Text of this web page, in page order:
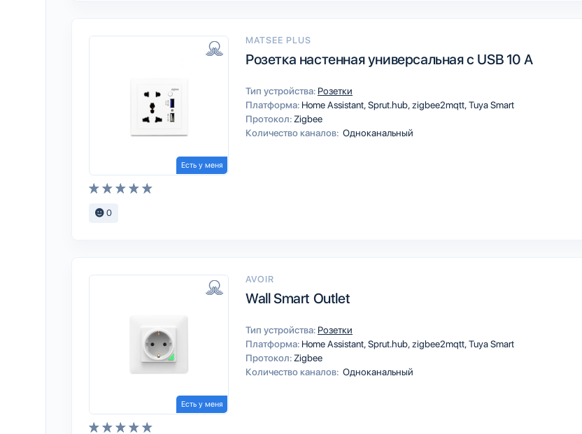
Есть у меня
MATSEE PLUS
Розетка настенная универсальная с USB 10 А
Тип устройства: Розетки
Платформа: Home AssistantSprut.hubzigbee2mqttTuya Smart
Протокол: Zigbee
Количество каналов: Одноканальный
0
Есть у меня
AVOIR
Wall Smart Outlet
Тип устройства: Розетки
Платформа: Home AssistantSprut.hubzigbee2mqttTuya Smart
Протокол: Zigbee
Количество каналов: Одноканальный